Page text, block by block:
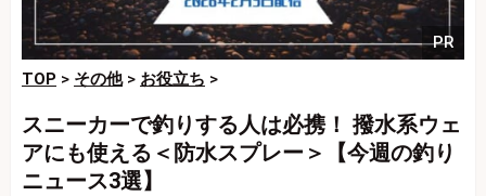
PR
TOP > その他> お役立ち >
スニーカーで釣りする人は必携！ 撥水系ウェ
アにも使える＜防水スプレー＞【今週の釣り
ニュース3選】